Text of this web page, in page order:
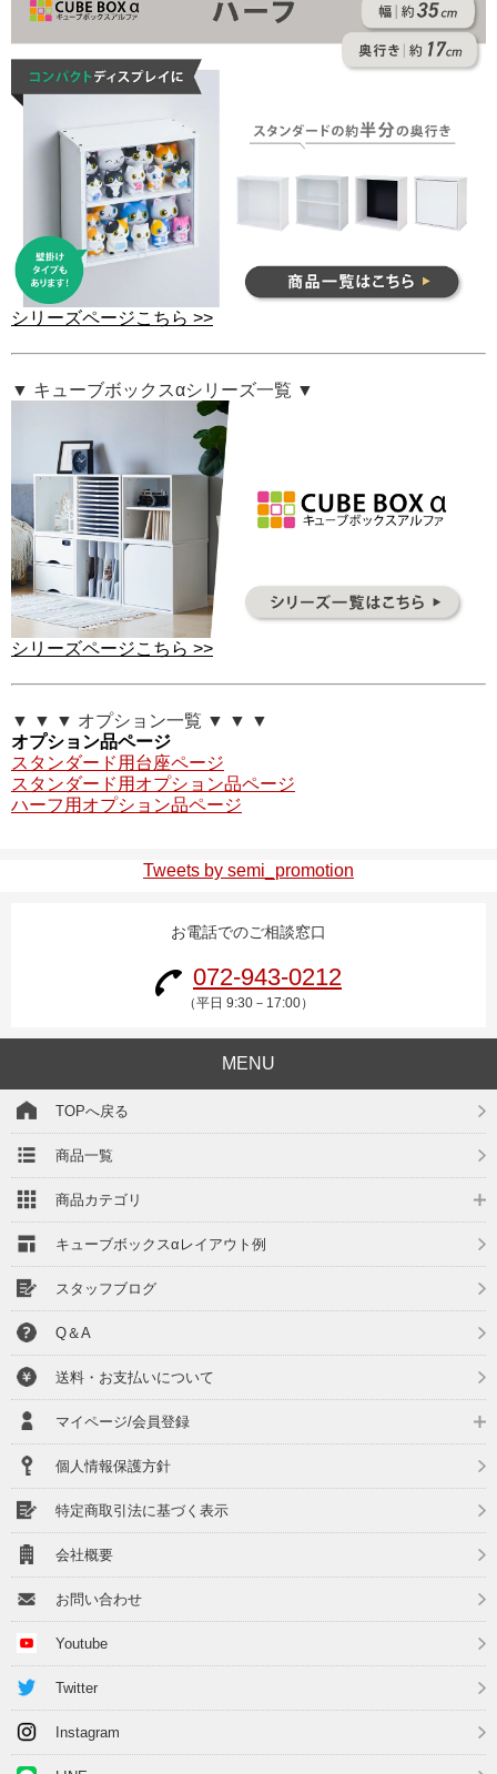
シリーズページこちら >>
▼ キューブボックスαシリーズ一覧 ▼
シリーズページこちら >>
▼ ▼ ▼ オプション一覧 ▼ ▼ ▼
オプション品ページ
スタンダード用台座ページ
スタンダード用オプション品ページ
ハーフ用オプション品ページ
Tweets by semi_promotion
お電話でのご相談窓口
072-943-0212
（平日 9:30－17:00）
MENU
TOPへ戻る
商品一覧
商品カテゴリ
キューブボックスαレイアウト例
スタッフブログ
Q＆A
送料・お支払いについて
マイページ/会員登録
個人情報保護方針
特定商取引法に基づく表示
会社概要
お問い合わせ
Youtube
Twitter
Instagram